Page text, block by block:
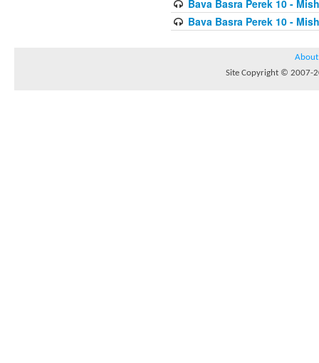
Bava Basra Perek 10 -
Bava Basra Perek 10 -
About
Site Copyright © 2007-